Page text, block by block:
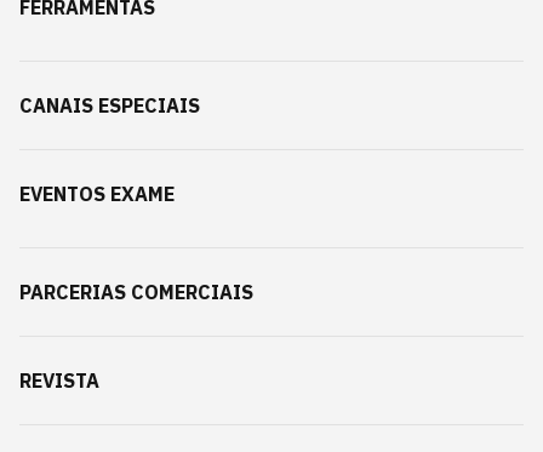
FERRAMENTAS
CANAIS ESPECIAIS
EVENTOS EXAME
PARCERIAS COMERCIAIS
REVISTA